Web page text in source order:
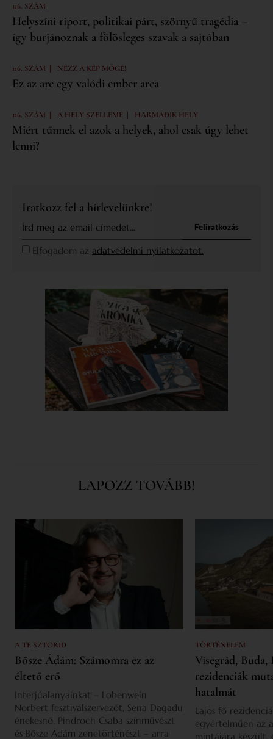
116. SZÁM
Helyszíni riport, politikai párt, szörnyű tragédia –
így burjánoznak a fölösleges szavak a sajtóban
116. SZÁM | NÉZZ A KÉP MÖGÉ!
Ez az arc egy valódi ember arca
116. SZÁM | A HELY SZELLEME | HARMADIK HELY
Miért tűnnek el azok a helyek, ahol csak úgy lehet
lenni?
Iratkozz fel a hírlevelünkre!
Elfogadom az adatvédelmi nyilatkozatot.
Feliratkozás
LAPOZZ TOVÁBB!
A TE SZTORID
Bősze Ádám: Számomra ez az
éltető erő
Interjúalanyainkat – Lobenwein
Norbert fesztiválszervezőt, Sena Dagadu
énekesnő, Pindroch Csaba színművészt
és Bősze Ádám zenetörténészt – arra
TÖRTÉNELEM
Visegrád,
rezidenciák
hatalmát
Lajos fő
egyértelműen az
mintájára készült,